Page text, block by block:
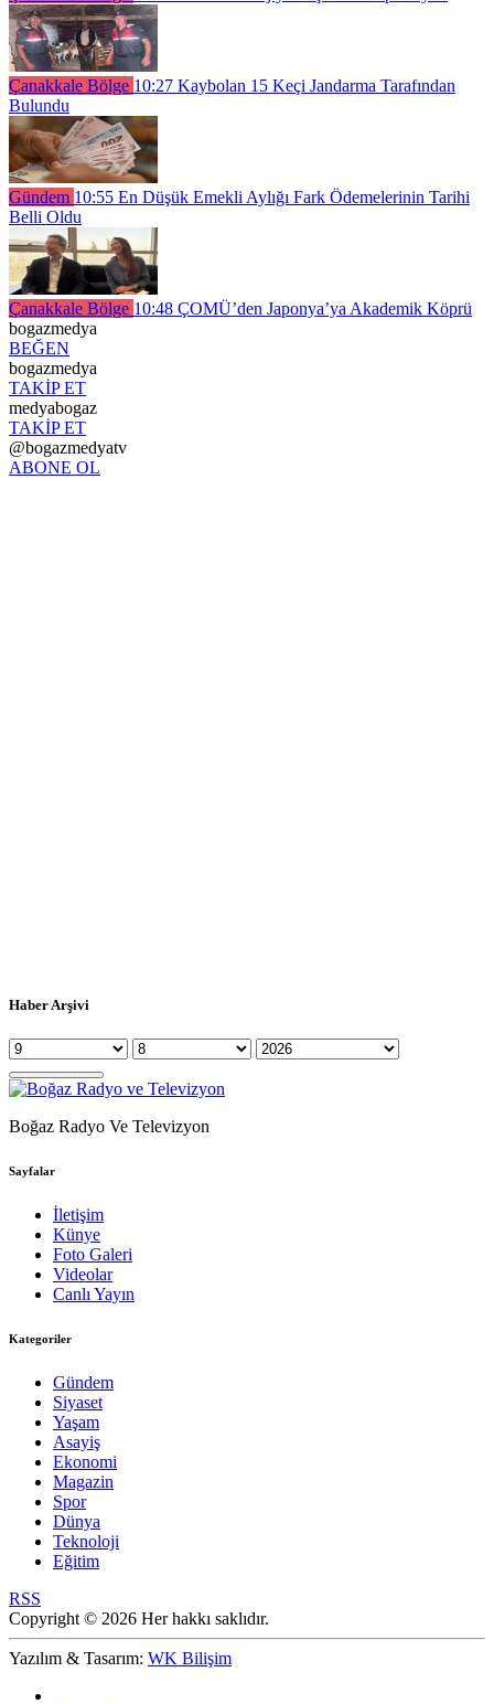
Çanakkale Bölge 10:27 Kaybolan 15 Keçi Jandarma Tarafından
Bulundu
Gündem 10:55 En Düşük Emekli Aylığı Fark Ödemelerinin Tarihi
Belli Oldu
Çanakkale Bölge 10:48 ÇOMÜ’den Japonya’ya Akademik Köprü
bogazmedya
BEĞEN
bogazmedya
TAKİP ET
medyabogaz
TAKİP ET
@bogazmedyatv
ABONE OL
Haber Arşivi
Boğaz Radyo Ve Televizyon
Sayfalar
İletişim
Künye
Foto Galeri
Videolar
Canlı Yayın
Kategoriler
Gündem
Siyaset
Yaşam
Asayiş
Ekonomi
Magazin
Spor
Dünya
Teknoloji
Eğitim
RSS
Copyright © 2026 Her hakkı saklıdır.
Yazılım & Tasarım: WK Bilişim